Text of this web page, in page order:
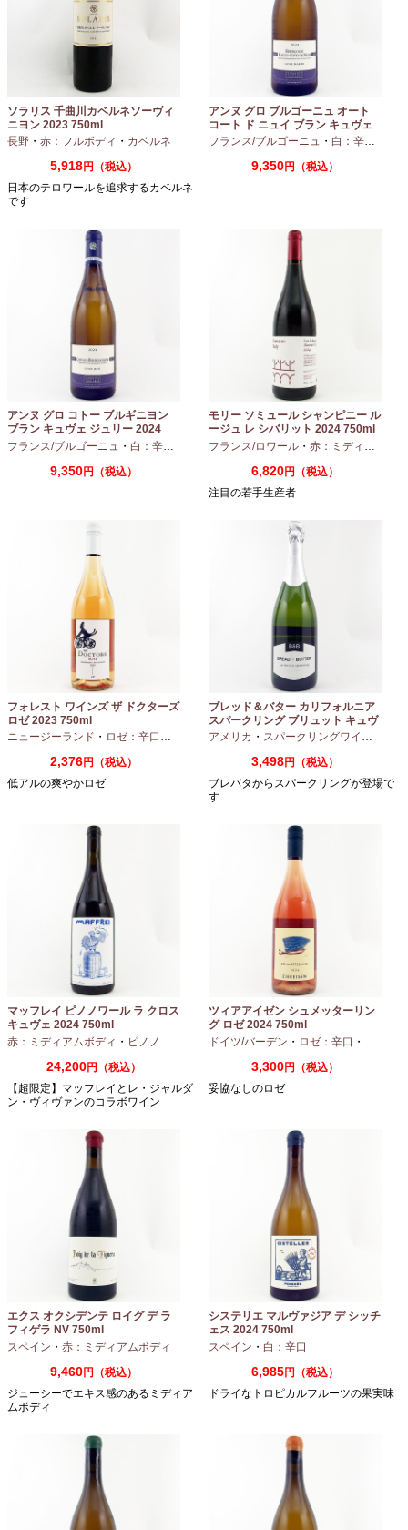
ソラリス 千曲川カベルネソーヴィ
ニヨン 2023 750ml
長野 ・ 赤：フルボディ ・ カベルネ
5,918円（税込）
日本のテロワールを追求するカベルネ
です
アンヌ グロ ブルゴーニュ オート
コート ド ニュイ ブラン キュヴェ
マリーヌ 2024 750ml
フランス/ブルゴーニュ ・ 白：辛口
9,350円（税込）
アンヌ グロ コトー ブルギニヨン
ブラン キュヴェ ジュリー 2024
フランス/ブルゴーニュ ・ 白：辛口 シャルドネ
9,350円（税込）
モリー ソミュール シャンピニー ル
ージュ レ シバリット 2024 750ml
フランス/ロワール ・ 赤：ミディアムボディ
6,820円（税込）
注目の若手生産者
フォレスト ワインズ ザ ドクターズ
ロゼ 2023 750ml
ニュージーランド ・ ロゼ：辛口 ・ ピノノワール
2,376円（税込）
低アルの爽やかロゼ
ブレッド＆バター カリフォルニア
スパークリング ブリュット キュヴ
ェ NV 750ml
アメリカ ・ スパークリングワイン
3,498円（税込）
ブレバタからスパークリングが登場で
す
マッフレイ ピノノワール ラ クロス
キュヴェ 2024 750ml
赤：ミディアムボディ ・ ピノノワール
24,200円（税込）
【超限定】マッフレイとレ・ジャルダ
ン・ヴィヴァンのコラボワイン
ツィアアイゼン シュメッターリン
グ ロゼ 2024 750ml
ドイツ/バーデン ・ ロゼ：辛口 ・ ピノノ
3,300円（税込）
妥協なしのロゼ
エクス オクシデンテ ロイグ デ ラ
フィゲラ NV 750ml
（2022/2023）
スペイン ・ 赤：ミディアムボディ
9,460円（税込）
ジューシーでエキス感のあるミディア
ムボディ
システリエ マルヴァジア デ シッチ
ェス 2024 750ml
スペイン ・ 白：辛口
6,985円（税込）
ドライなトロピカルフルーツの果実味